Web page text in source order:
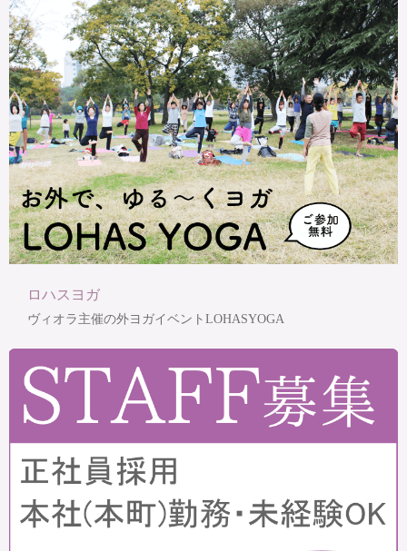
ロハスヨガ
ヴィオラ主催の外ヨガイベントLOHASYOGA